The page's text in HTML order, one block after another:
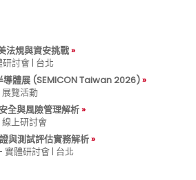
法規與資安挑戰
討會 | 台北
導體展 (SEMICON Taiwan 2026)
覽活動
全與風險管理解析
上研討會
與測試評估實務解析
體研討會 | 台北